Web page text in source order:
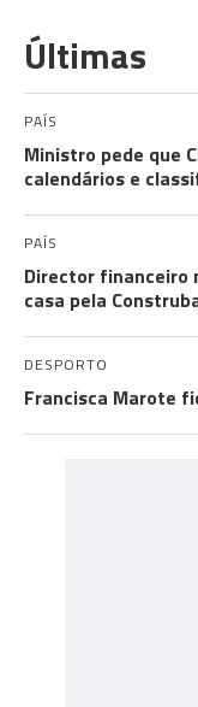
Últimas
PAÍS
Ministro pede que
calendários e
PAÍS
Director financeiro
casa pela
DESPORTO
Francisca Marote